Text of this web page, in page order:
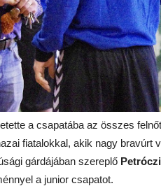
a csapatába az összes
fiatalokkal, akik nagy bravúrt
gárdájában szereplő
a junior csapatot.